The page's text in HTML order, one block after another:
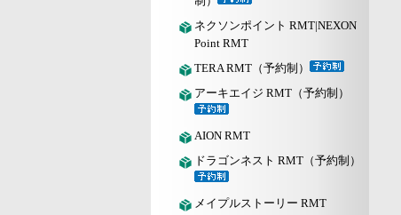
ネクソンポイント RMT|NEXON
Point RMT
TERA RMT（予約制）
アーキエイジ RMT（予約制）
AION RMT
ドラゴンネスト RMT（予約制）
メイプルストーリー RMT